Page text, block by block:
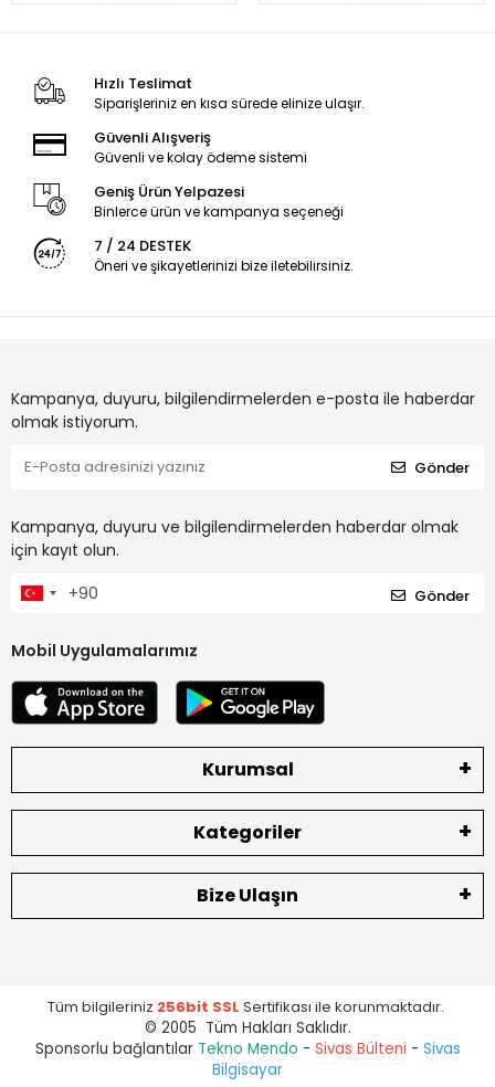
Hızlı Teslimat
Siparişleriniz en kısa sürede elinize ulaşır.
Güvenli Alışveriş
Güvenli ve kolay ödeme sistemi
Geniş Ürün Yelpazesi
Binlerce ürün ve kampanya seçeneği
7 / 24 DESTEK
Öneri ve şikayetlerinizi bize iletebilirsiniz.
Kampanya, duyuru, bilgilendirmelerden e-posta ile haberdar
olmak istiyorum.
Gönder
Kampanya, duyuru ve bilgilendirmelerden haberdar olmak
için kayıt olun.
Gönder
Mobil Uygulamalarımız
Kurumsal
Kategoriler
Bize Ulaşın
Tüm bilgileriniz 256bit SSL Sertifikası ile korunmaktadır.
© 2005 Tüm Hakları Saklıdır.
Sponsorlu bağlantılar Tekno Mendo - Sivas Bülteni - Sivas
Bilgisayar